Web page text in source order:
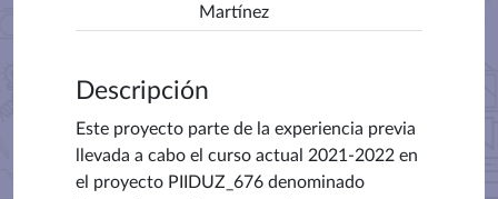
Martínez
Descripción
Este proyecto parte de la experiencia previa
llevada a cabo el curso actual 2021-2022 en
el proyecto PIIDUZ_676 denominado